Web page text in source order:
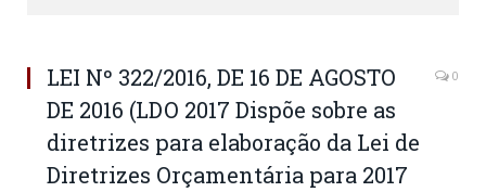
LEI Nº 322/2016, DE 16 DE AGOSTO
DE 2016 (LDO 2017 Dispõe sobre as
diretrizes para elaboração da Lei de
Diretrizes Orçamentária para 2017
0